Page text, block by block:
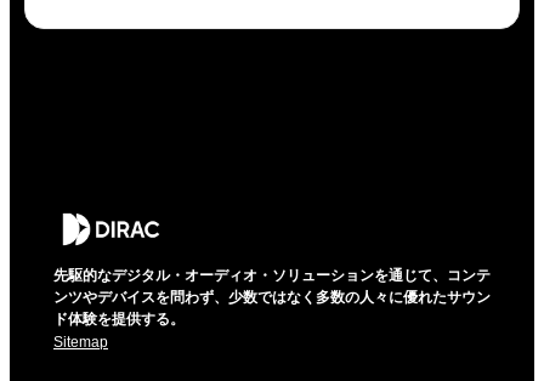
先駆的なデジタル・オーディオ・ソリューションを通じて、コンテ
ンツやデバイスを問わず、少数ではなく多数の人々に優れたサウン
ド体験を提供する。
Sitemap